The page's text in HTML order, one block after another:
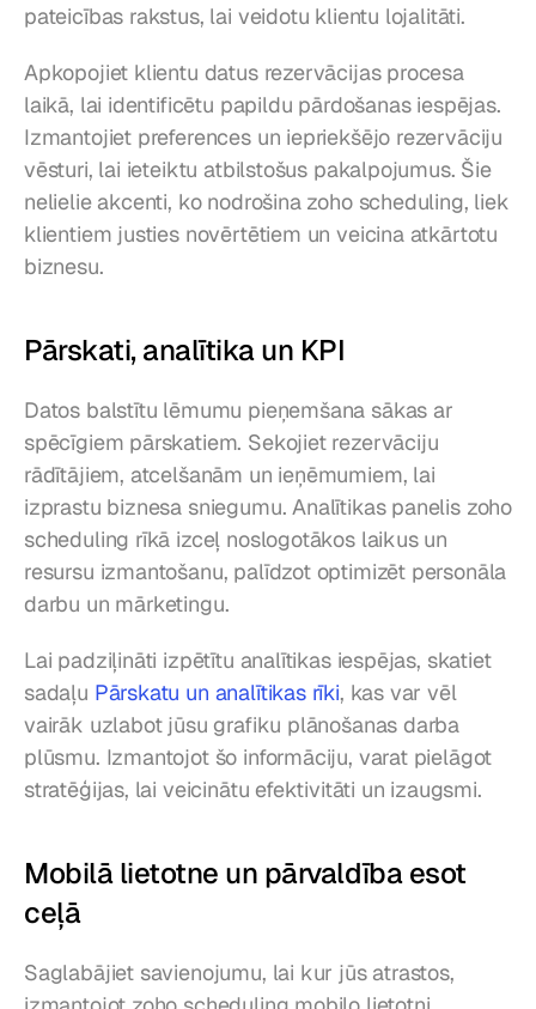
pateicības rakstus, lai veidotu klientu lojalitāti.
Apkopojiet klientu datus rezervācijas procesa
laikā, lai identificētu papildu pārdošanas iespējas.
Izmantojiet preferences un iepriekšējo rezervāciju
vēsturi, lai ieteiktu atbilstošus pakalpojumus. Šie
nelielie akcenti, ko nodrošina zoho scheduling, liek
klientiem justies novērtētiem un veicina atkārtotu
biznesu.
Pārskati, analītika un KPI
Datos balstītu lēmumu pieņemšana sākas ar
spēcīgiem pārskatiem. Sekojiet rezervāciju
rādītājiem, atcelšanām un ieņēmumiem, lai
izprastu biznesa sniegumu. Analītikas panelis zoho
scheduling rīkā izceļ noslogotākos laikus un
resursu izmantošanu, palīdzot optimizēt personāla
darbu un mārketingu.
Lai padziļināti izpētītu analītikas iespējas, skatiet
sadaļu Pārskatu un analītikas rīki, kas var vēl
vairāk uzlabot jūsu grafiku plānošanas darba
plūsmu. Izmantojot šo informāciju, varat pielāgot
stratēģijas, lai veicinātu efektivitāti un izaugsmi.
Mobilā lietotne un pārvaldība esot
ceļā
Saglabājiet savienojumu, lai kur jūs atrastos,